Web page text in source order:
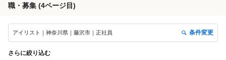
職・募集 (4ページ目)
アイリスト｜神奈川県｜藤沢市｜正社員 条件変更
さらに絞り込む